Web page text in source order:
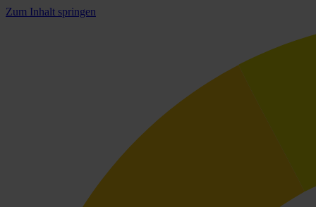
Zum Inhalt springen